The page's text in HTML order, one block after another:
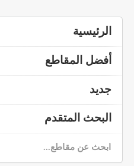
الرئيسية
أفضل المقاطع
جديد
البحث المتقدم